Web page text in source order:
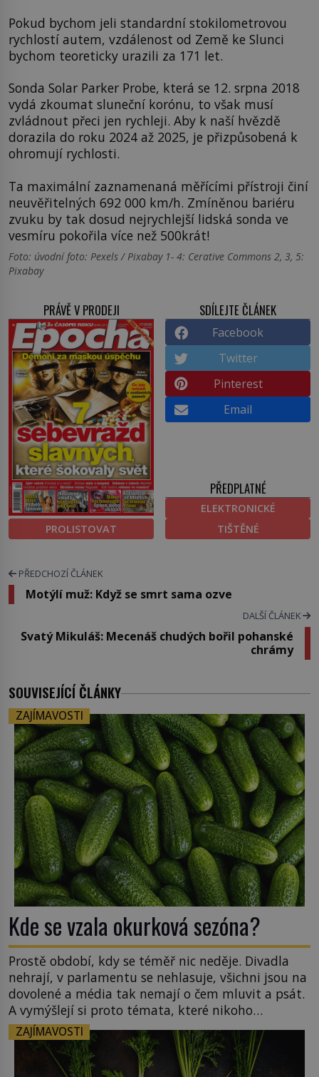
Pokud bychom jeli standardní stokilometrovou
rychlostí autem, vzdálenost od Země ke Slunci
bychom teoreticky urazili za 171 let.
Sonda Solar Parker Probe, která se 12. srpna 2018
vydá zkoumat sluneční korónu, to však musí
zvládnout přeci jen rychleji. Aby k naší hvězdě
dorazila do roku 2024 až 2025, je přizpůsobená k
ohromují rychlosti.
Ta maximální zaznamenaná měřícími přístroji činí
neuvěřitelných 692 000 km/h. Zmíněnou bariéru
zvuku by tak dosud nejrychlejší lidská sonda ve
vesmíru pokořila více než 500krát!
Foto: úvodní foto: Pexels / Pixabay 1- 4: Cerative Commons 2, 3, 5:
Pixabay
PRÁVĚ V PRODEJI
PROLISTOVAT
SDÍLEJTE ČLÁNEK
Facebook
Twitter
Pinterest
Email
PŘEDPLATNÉ
ELEKTRONICKÉ
TIŠTĚNÉ
PŘEDCHOZÍ ČLÁNEK
Motýlí muž: Když se smrt sama ozve
DALŠÍ ČLÁNEK
Svatý Mikuláš: Mecenáš chudých bořil pohanské
chrámy
SOUVISEJÍCÍ ČLÁNKY
ZAJÍMAVOSTI
Kde se vzala okurková sezóna?
Prostě období, kdy se téměř nic neděje. Divadla
nehrají, v parlamentu se nehlasuje, všichni jsou na
dovolené a média tak nemají o čem mluvit a psát.
A vymýšlejí si proto témata, které nikoho
nezajímají. Proč je však ona letní doba spojovaná
zrovna s okurkami? Okurkovou sezónu známe už
od poloviny 19. století, ovšem jako Češi […]
ZAJÍMAVOSTI